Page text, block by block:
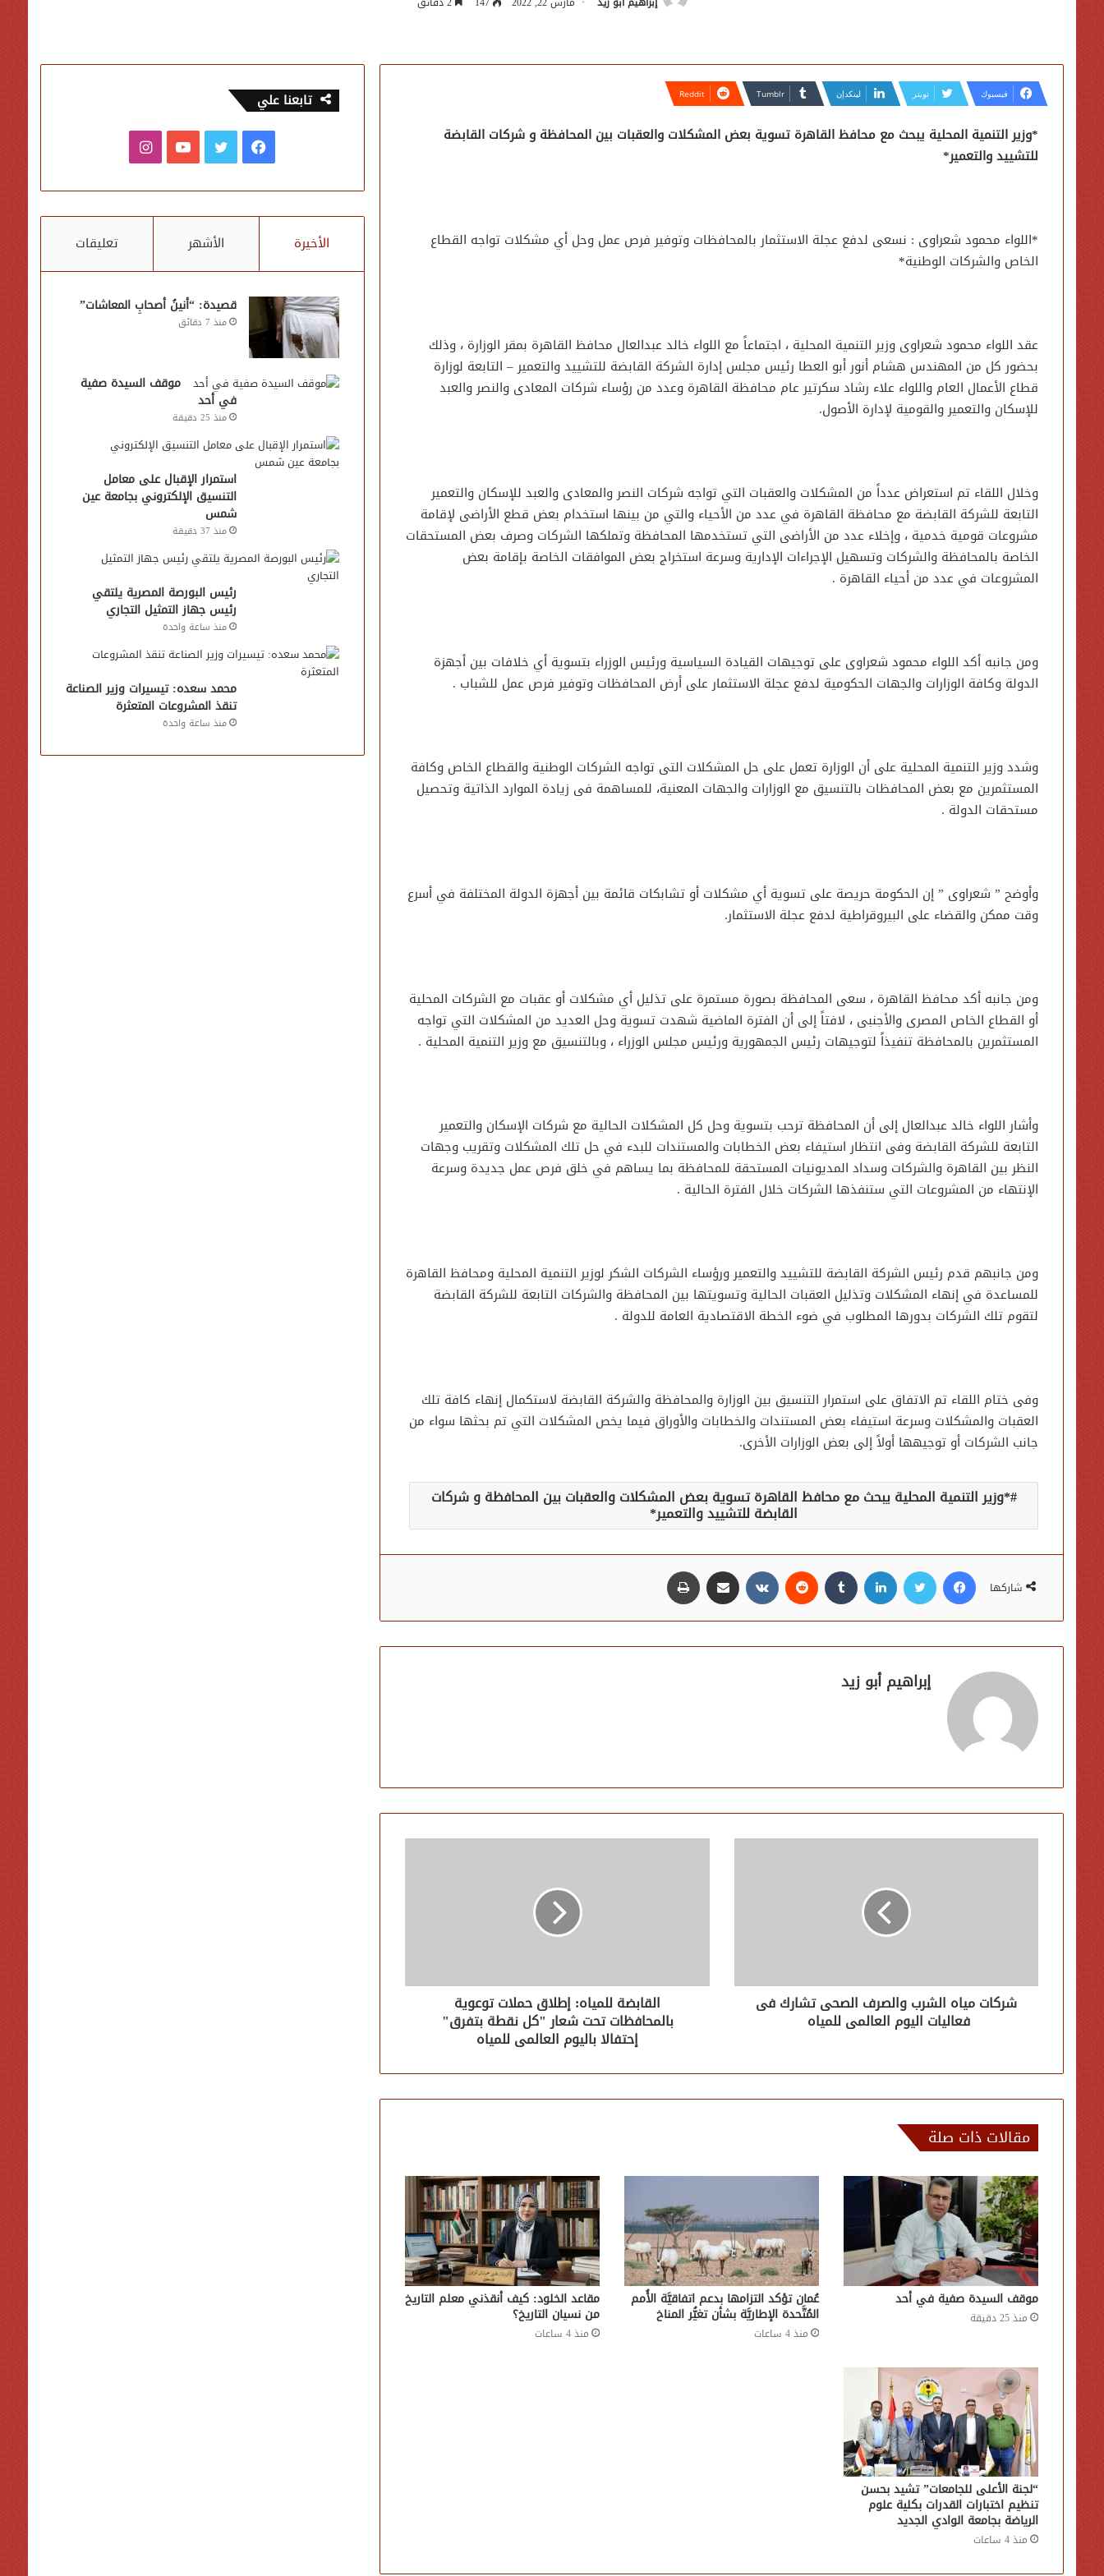
فيسبوك تويتر لينكدإن
*وزير التنمية المحلية يبحث مع محافظ القاهرة تسوية بعض المشكلات والعقبات بين المحافظة و شركات القابضة
للتشييد والتعمير*
*اللواء محمود شعراوى : نسعى لدفع عجلة الاستثمار بالمحافظات وتوفير فرص عمل وحل أي مشكلات تواجه القطاع
الخاص والشركات الوطنية*
عقد اللواء محمود شعراوى وزير التنمية المحلية ، اجتماعاً مع اللواء خالد عبدالعال محافظ القاهرة بمقر الوزارة ، وذلك
بحضور كل من المهندس هشام أنور أبو العطا رئيس مجلس إدارة الشركة القابضة للتشييد والتعمير – التابعة لوزارة
قطاع الأعمال العام واللواء علاء رشاد سكرتير عام محافظة القاهرة وعدد من رؤساء شركات المعادى والنصر والعبد
للإسكان والتعمير والقومية لإدارة الأصول.
وخلال اللقاء تم استعراض عدداً من المشكلات والعقبات التي تواجه شركات النصر والمعادى والعبد للإسكان والتعمير
التابعة للشركة القابضة مع محافظة القاهرة في عدد من الأحياء والتي من بينها استخدام بعض قطع الأراضى لإقامة
مشروعات قومية خدمية ، وإخلاء عدد من الأراضى التي تستخدمها المحافظة وتملكها الشركات وصرف بعض المستحقات
الخاصة بالمحافظة والشركات وتسهيل الإجراءات الإدارية وسرعة استخراج بعض الموافقات الخاصة بإقامة بعض
المشروعات في عدد من أحياء القاهرة .
ومن جانبه أكد اللواء محمود شعراوى على توجيهات القيادة السياسية ورئيس الوزراء بتسوية أي خلافات بين أجهزة
الدولة وكافة الوزارات والجهات الحكومية لدفع عجلة الاستثمار على أرض المحافظات وتوفير فرص عمل للشباب .
وشدد وزير التنمية المحلية على أن الوزارة تعمل على حل المشكلات التى تواجه الشركات الوطنية والقطاع الخاص وكافة
المستثمرين مع بعض المحافظات بالتنسيق مع الوزارات والجهات المعنية، للمساهمة فى زيادة الموارد الذاتية وتحصيل
مستحقات الدولة .
وأوضح ” شعراوى ” إن الحكومة حريصة على تسوية أي مشكلات أو تشابكات قائمة بين أجهزة الدولة المختلفة في أسرع
وقت ممكن والقضاء على البيروقراطية لدفع عجلة الاستثمار.
ومن جانبه أكد محافظ القاهرة ، سعى المحافظة بصورة مستمرة على تذليل أي مشكلات أو عقبات مع الشركات المحلية
أو القطاع الخاص المصرى والأجنبى ، لافتاً إلى أن الفترة الماضية شهدت تسوية وحل العديد من المشكلات التي تواجه
المستثمرين بالمحافظة تنفيذاً لتوجيهات رئيس الجمهورية ورئيس مجلس الوزراء ، وبالتنسيق مع وزير التنمية المحلية .
وأشار اللواء خالد عبدالعال إلى أن المحافظة ترحب بتسوية وحل كل المشكلات الحالية مع شركات الإسكان والتعمير
التابعة للشركة القابضة وفى انتظار استيفاء بعض الخطابات والمستندات للبدء في حل تلك المشكلات وتقريب وجهات
النظر بين القاهرة والشركات وسداد المديونيات المستحقة للمحافظة بما يساهم في خلق فرص عمل جديدة وسرعة
الإنتهاء من المشروعات التي ستنفذها الشركات خلال الفترة الحالية .
ومن جانبهم قدم رئيس الشركة القابضة للتشييد والتعمير ورؤساء الشركات الشكر لوزير التنمية المحلية ومحافظ القاهرة
للمساعدة في إنهاء المشكلات وتذليل العقبات الحالية وتسويتها بين المحافظة والشركات التابعة للشركة القابضة
لتقوم تلك الشركات بدورها المطلوب في ضوء الخطة الاقتصادية العامة للدولة .
وفى ختام اللقاء تم الاتفاق على استمرار التنسيق بين الوزارة والمحافظة والشركة القابضة لاستكمال إنهاء كافة تلك
العقبات والمشكلات وسرعة استيفاء بعض المستندات والخطابات والأوراق فيما يخص المشكلات التي تم بحثها سواء من
جانب الشركات أو توجيهها أولاً إلى بعض الوزارات الأخرى.
*وزير التنمية المحلية يبحث مع محافظ القاهرة تسوية بعض المشكلات والعقبات بين المحافظة و شركات
القابضة للتشييد والتعمير*
شاركها
فيسبوك تويتر لينكدإن مشاركة عبر البريد
إبراهيم أبو زيد
شركات مياه الشرب والصرف الصحى تشارك فى
فعاليات اليوم العالمى للمياه
القابضة للمياه: إطلاق حملات توعوية
بالمحافظات تحت شعار "كل نقطة بتفرق"
إحتفالا باليوم العالمى للمياه
مقالات ذات صلة
موقف السيدة صفية في أحد
منذ 25 دقيقة
عُمان تؤكد التزامها بدعم اتفاقيَّة الأُمم
المُتَّحدة الإطاريَّة بشأن تغيُّر المناخ
منذ 4 ساعات
مقاعد الخلود: كيف أنقذني معلم التاريخ
من نسيان التاريخ؟
منذ 4 ساعات
“لجنة الأعلى للجامعات” تشيد بحسن
تنظيم اختبارات القدرات بكلية علوم
الرياضة بجامعة الوادي الجديد
منذ 4 ساعات
تابعنا علي
فيسبوكتويتر يوتيوبانستقرام
الأخيرة الأشهر تعليقات
قصيدة: “أنينُ أصحابِ المعاشات”
منذ 7 دقائق
موقف السيدة صفية
في أحد
منذ 25 دقيقة
استمرار الإقبال على معامل
التنسيق الإلكتروني بجامعة عين
شمس
منذ 37 دقيقة
رئيس البورصة المصرية يلتقي
رئيس جهاز التمثيل التجاري
منذ ساعة واحدة
محمد سعده: تيسيرات وزير الصناعة
تنقذ المشروعات المتعثرة
منذ ساعة واحدة